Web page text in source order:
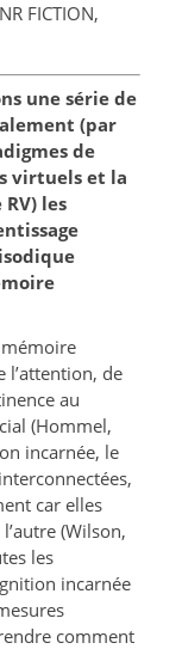
FICTION,
une série de
(par
de
virtuels et la
les
l’attention, de
au
(Hommel,
incarnée, le
car elles
(Wilson,
les
incarnée
comment